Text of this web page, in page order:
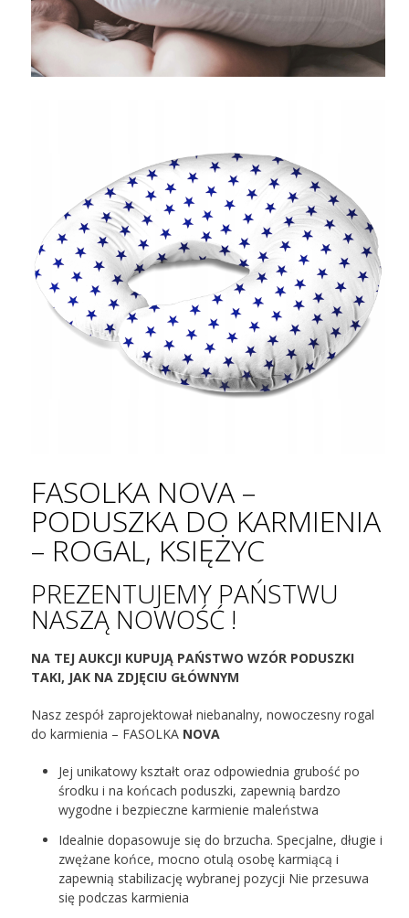
FASOLKA NOVA –
PODUSZKA DO KARMIENIA
– ROGAL, KSIĘŻYC
PREZENTUJEMY PAŃSTWU
NASZĄ NOWOŚĆ !
NA TEJ AUKCJI KUPUJĄ PAŃSTWO WZÓR PODUSZKI
TAKI, JAK NA ZDJĘCIU GŁÓWNYM
Nasz zespół zaprojektował niebanalny, nowoczesny rogal
do karmienia – FASOLKA NOVA
Jej unikatowy kształt oraz odpowiednia grubość po
środku i na końcach poduszki, zapewnią bardzo
wygodne i bezpieczne karmienie maleństwa
Idealnie dopasowuje się do brzucha. Specjalne, długie i
zwężane końce, mocno otulą osobę karmiącą i
zapewnią stabilizację wybranej pozycji Nie przesuwa
się podczas karmienia